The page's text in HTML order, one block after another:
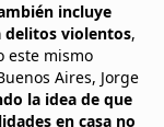
incluye
delitos violentos,
este mismo
Aires, Jorge
la idea de que
en casa no